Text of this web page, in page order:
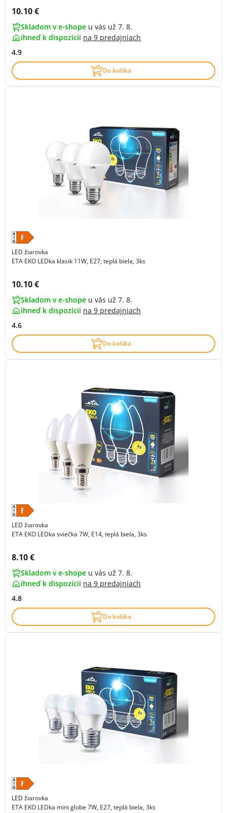
Cena s DPH:
10.10 €
Skladom v e-shope u vás už 7. 8.
ihneď k dispozícii na 9 predajniach
4.9
Do košíka
LED žiarovka
ETA EKO LEDka klasik 11W, E27, teplá biela, 3ks
Cena s DPH:
10.10 €
Skladom v e-shope u vás už 7. 8.
ihneď k dispozícii na 9 predajniach
4.6
Do košíka
LED žiarovka
ETA EKO LEDka sviečka 7W, E14, teplá biela, 3ks
Cena s DPH:
8.10 €
Skladom v e-shope u vás už 7. 8.
ihneď k dispozícii na 9 predajniach
4.8
Do košíka
LED žiarovka
ETA EKO LEDka mini globe 7W, E27, teplá biela, 3ks